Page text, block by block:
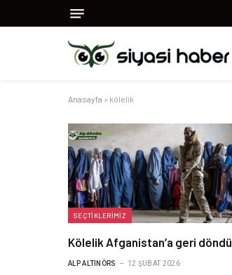
Anasayfa » kölelik
SEÇTIKLERIMIZ
Kölelik Afganistan’a geri döndü
ALP ALTINÖRS 12 ŞUBAT 2026